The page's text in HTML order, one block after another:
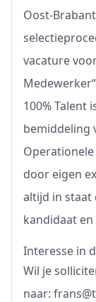
Oost-
vacature
100% Talent
bemiddeling
Operationele
door eigen
altijd in staat
kandidaat en
Interesse in
Wil je
naar: